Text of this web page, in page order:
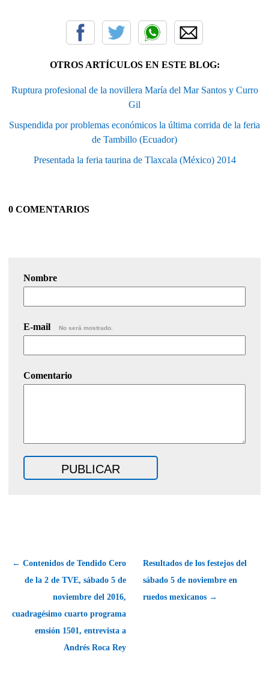
OTROS ARTÍCULOS EN ESTE BLOG:
Ruptura profesional de la novillera María del Mar Santos y Curro
Gil
Suspendida por problemas económicos la última corrida de la feria
de Tambillo (Ecuador)
Presentada la feria taurina de Tlaxcala (México) 2014
0 COMENTARIOS
Nombre
E-mail No será mostrado.
Comentario
← Contenidos de Tendido Cero
de la 2 de TVE, sábado 5 de
noviembre del 2016,
cuadragésimo cuarto programa
emsión 1501, entrevista a
Andrés Roca Rey
Resultados de los festejos del
sábado 5 de noviembre en
ruedos mexicanos →